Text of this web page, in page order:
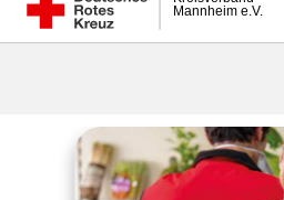
Mannheim e.V.